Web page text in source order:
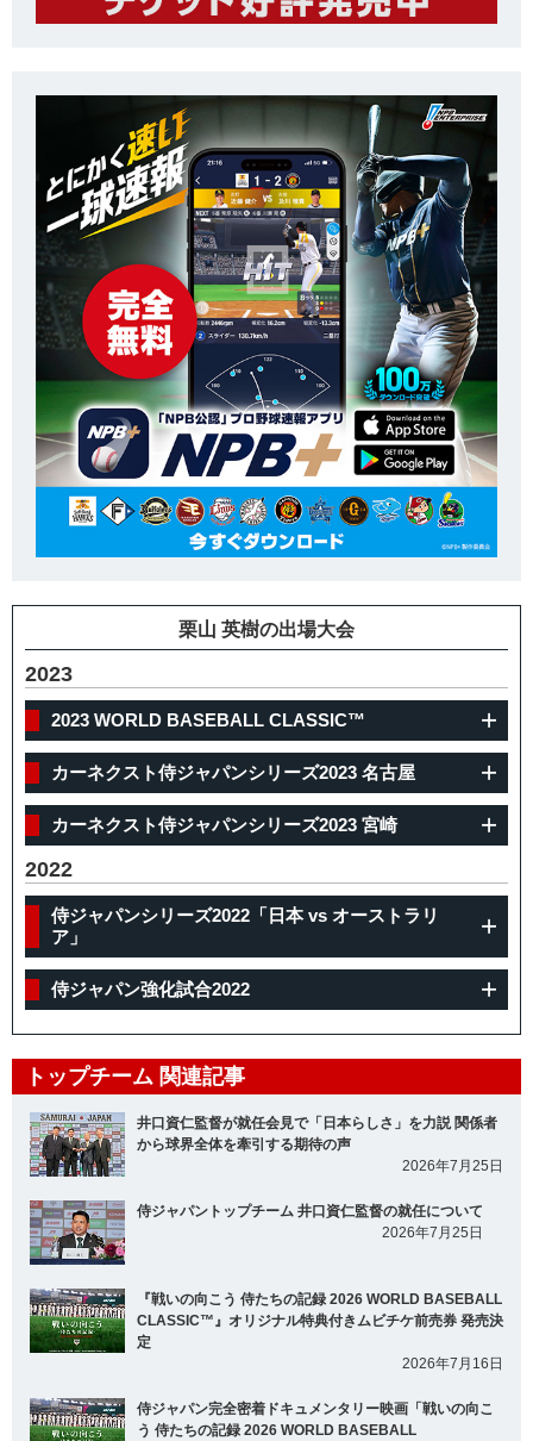
栗山 英樹の出場大会
2023
2023 WORLD BASEBALL CLASSIC™
カーネクスト侍ジャパンシリーズ2023 名古屋
カーネクスト侍ジャパンシリーズ2023 宮崎
2022
侍ジャパンシリーズ2022「日本 vs オーストラリ
ア」
侍ジャパン強化試合2022
トップチーム 関連記事
井口資仁監督が就任会見で「日本らしさ」を力説 関係者
から球界全体を牽引する期待の声
2026年7月25日
侍ジャパントップチーム 井口資仁監督の就任について
2026年7月25日
『戦いの向こう 侍たちの記録 2026 WORLD BASEBALL
CLASSIC™』オリジナル特典付きムビチケ前売券 発売決
定
2026年7月16日
侍ジャパン完全密着ドキュメンタリー映画「戦いの向こ
う 侍たちの記録 2026 WORLD BASEBALL